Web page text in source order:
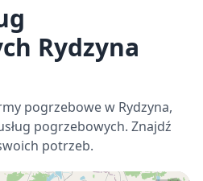
Rydzyna
pogrzebowe w Rydzyna,
pogrzebowych. Znajdź
potrzeb.